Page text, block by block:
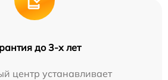
до 3-х лет
центр устанавливает